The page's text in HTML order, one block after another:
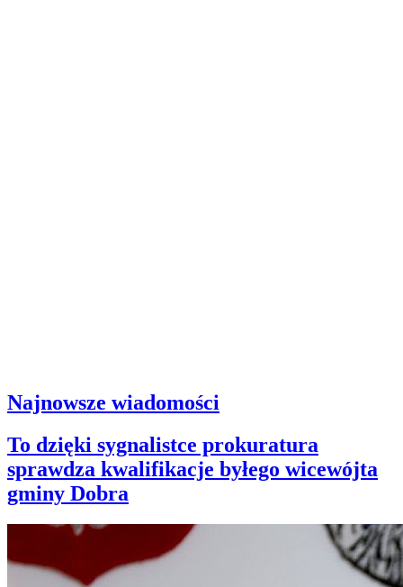
Najnowsze wiadomości
To dzięki sygnalistce prokuratura
sprawdza kwalifikacje byłego wicewójta
gminy Dobra